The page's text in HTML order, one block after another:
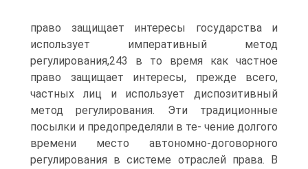
право защищает интересы государства и
использует императивный метод
регулирования,243 в то время как частное
право защищает интересы, прежде всего,
частных лиц и использует диспозитивный
метод регулирования. Эти традиционные
посылки и предопределяли в те- чение долгого
времени место автономно-договорного
регулирования в системе отраслей права. В